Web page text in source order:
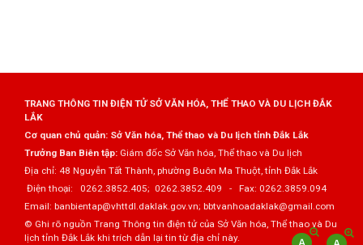
TRANG THÔNG TIN ĐIỆN TỬ SỞ VĂN HÓA, THỂ THAO VÀ DU LỊCH ĐẮK
LẮK
Cơ quan chủ quản: Sở Văn hóa, Thể thao và Du lịch tỉnh Đắk Lắk
Trưởng Ban Biên tập: Giám đốc Sở Văn hóa, Thể thao và Du lịch
Địa chỉ: 48 Nguyễn Tất Thành, phường Buôn Ma Thuột, tỉnh Đắk Lắk
Điện thoại: 0262.3852.405; 0262.3852.409 - Fax: 0262.3859.094
Email: banbientap@vhttdl.daklak.gov.vn; bbtvanhoadaklak@gmail.com
© Ghi rõ nguồn Trang Thông tin điện tử của Sở Văn hóa, Thể thao và Du
lịch tỉnh Đắk Lắk khi trích dẫn lại tin từ địa chỉ này.